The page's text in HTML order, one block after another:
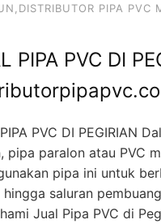
PIPA PVC
PIPA PVC DI
PVC DI PEGIRIAN
pipa paralon atau PVC
pipa ini untuk
hingga saluran
Jual Pipa PVC di